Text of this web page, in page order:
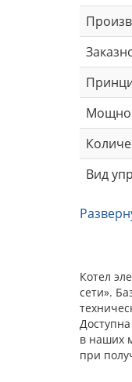
Вид
Котел
сети».
в наших
при